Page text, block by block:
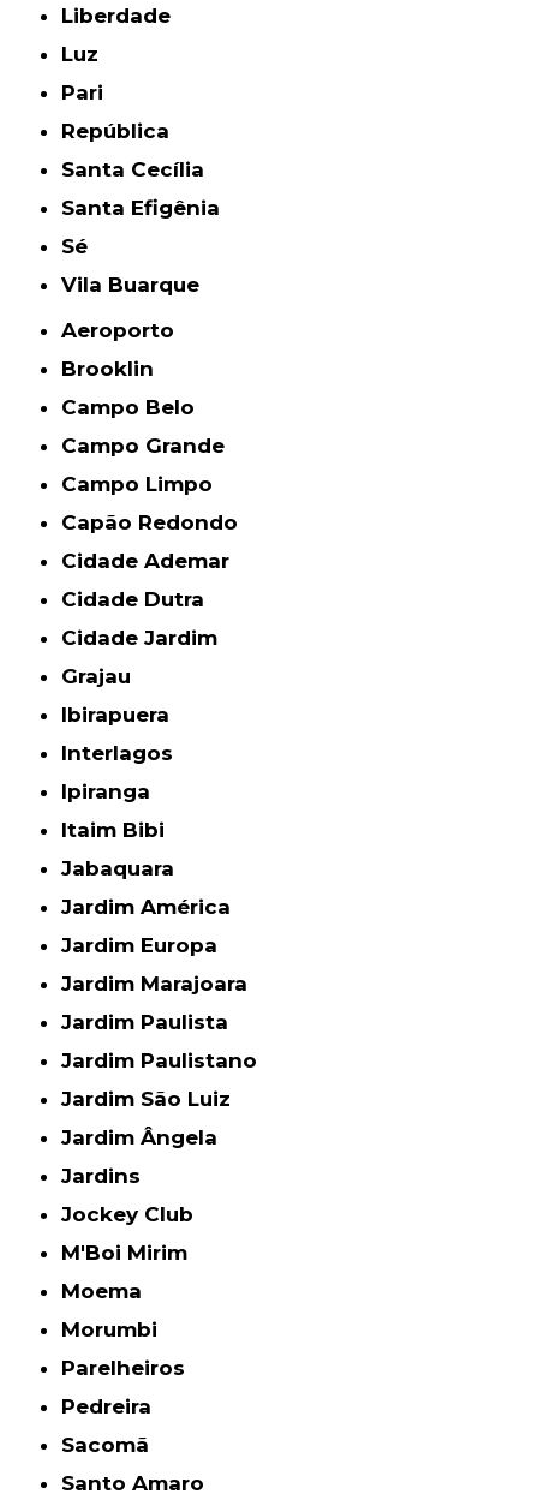
Liberdade
Luz
Pari
República
Santa Cecília
Santa Efigênia
Sé
Vila Buarque
Aeroporto
Brooklin
Campo Belo
Campo Grande
Campo Limpo
Capão Redondo
Cidade Ademar
Cidade Dutra
Cidade Jardim
Grajau
Ibirapuera
Interlagos
Ipiranga
Itaim Bibi
Jabaquara
Jardim América
Jardim Europa
Jardim Marajoara
Jardim Paulista
Jardim Paulistano
Jardim São Luiz
Jardim Ângela
Jardins
Jockey Club
M'Boi Mirim
Moema
Morumbi
Parelheiros
Pedreira
Sacomã
Santo Amaro